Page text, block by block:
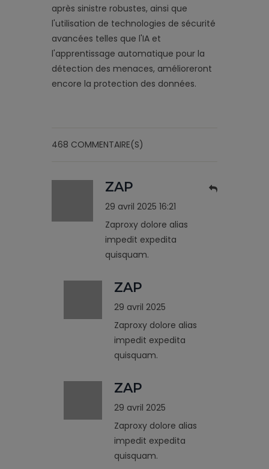
après sinistre robustes, ainsi que
l'utilisation de technologies de sécurité
avancées telles que l'IA et
l'apprentissage automatique pour la
détection des menaces, amélioreront
encore la protection des données.
468 COMMENTAIRE(S)
ZAP
29 avril 2025 16:21
Zaproxy dolore alias
impedit expedita
quisquam.
ZAP
29 avril 2025
Zaproxy dolore alias
impedit expedita
quisquam.
ZAP
29 avril 2025
Zaproxy dolore alias
impedit expedita
quisquam.